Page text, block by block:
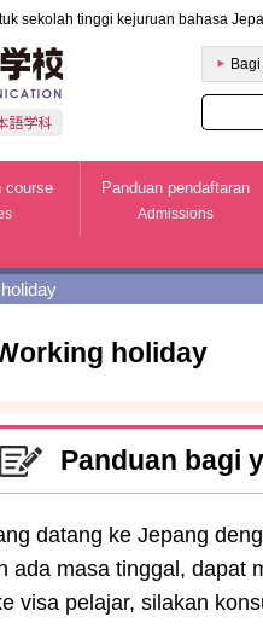
sekolah tinggi kejuruan bahasa
Yayasan
course
Panduan pendaftaran
Admissions
holiday
Panduan bagi
datang ke Jepang
ada masa tinggal, dapat
visa pelajar, silakan